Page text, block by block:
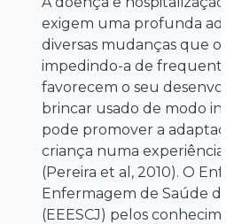
exigem uma profunda
diversas mudanças que
impedindo-a de
favorecem o seu
brincar usado de modo
pode promover a
criança numa experiência
(Pereira et al, 2010). O
Enfermagem de Saúde da
(EEESCJ) pelos